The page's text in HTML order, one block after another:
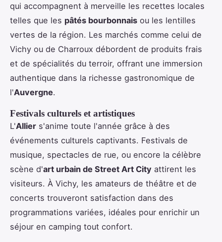
qui accompagnent à merveille les recettes locales
telles que les pâtés bourbonnais ou les lentilles
vertes de la région. Les marchés comme celui de
Vichy ou de Charroux débordent de produits frais
et de spécialités du terroir, offrant une immersion
authentique dans la richesse gastronomique de
l'Auvergne.
Festivals culturels et artistiques
L'Allier s'anime toute l'année grâce à des
événements culturels captivants. Festivals de
musique, spectacles de rue, ou encore la célèbre
scène d'art urbain de Street Art City attirent les
visiteurs. À Vichy, les amateurs de théâtre et de
concerts trouveront satisfaction dans des
programmations variées, idéales pour enrichir un
séjour en camping tout confort.